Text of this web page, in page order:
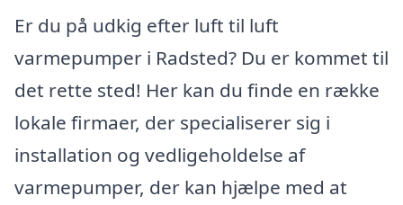
Er du på udkig efter luft til luft
varmepumper i Radsted? Du er kommet til
det rette sted! Her kan du finde en række
lokale firmaer, der specialiserer sig i
installation og vedligeholdelse af
varmepumper, der kan hjælpe med at